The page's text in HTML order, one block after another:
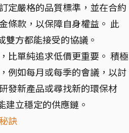
定嚴格的品質標準，並在合約
條款，以保障自身權益。 此
方都能接受的協議。
比單純追求低價更重要。 積極
例如每月或每季的會議，以討
發新產品或尋找新的環保材
立穩定的供應鏈。
訣